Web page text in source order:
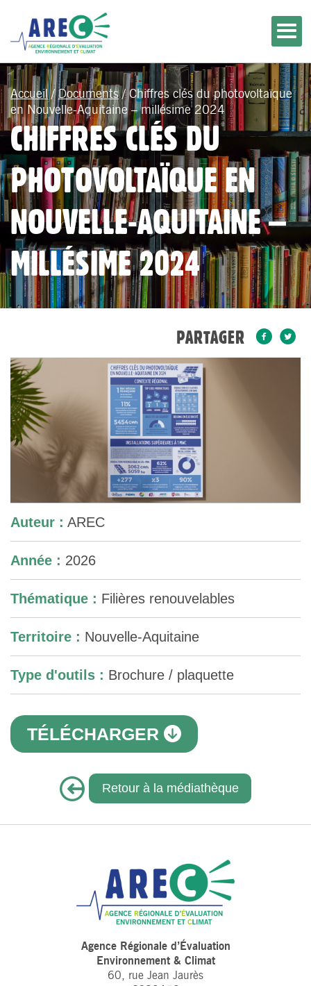
Accueil/Documents/Chiffres clés du photovoltaïque
en Nouvelle-Aquitaine – millésime 2024
CHIFFRES CLÉS DU
PHOTOVOLTAÏQUE EN
NOUVELLE-AQUITAINE –
MILLÉSIME 2024
PARTAGER
Auteur : AREC
Année : 2026
Thématique : Filières renouvelables
Territoire : Nouvelle-Aquitaine
Type d'outils : Brochure / plaquette
TÉLÉCHARGER
Retour à la médiathèque
Agence Régionale d’Évaluation
Environnement & Climat
60, rue Jean Jaurès